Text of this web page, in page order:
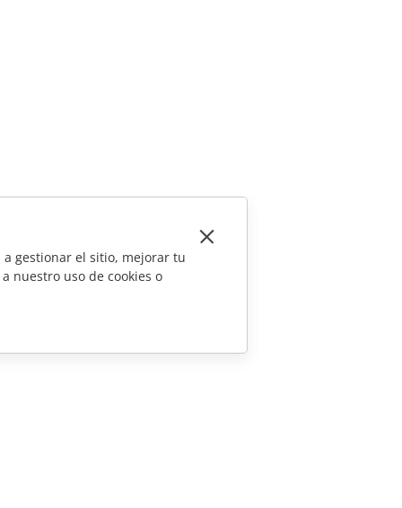
gestionar el sitio, mejorar tu
nuestro uso de cookies o